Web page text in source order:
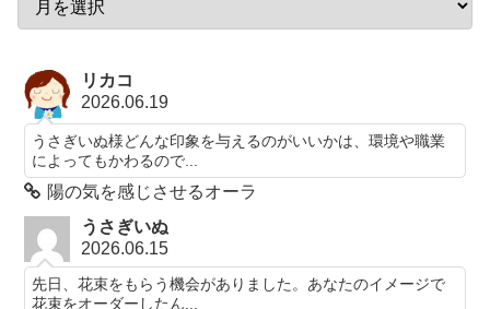
リカコ
2026.06.19
うさぎいぬ様どんな印象を与えるのがいいかは、環境や職業
によってもかわるので...
陽の気を感じさせるオーラ
うさぎいぬ
2026.06.15
先日、花束をもらう機会がありました。あなたのイメージで
花束をオーダーしたん...